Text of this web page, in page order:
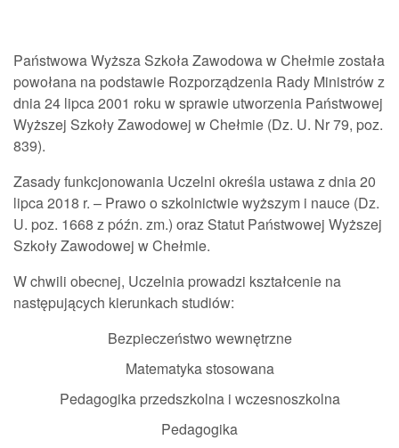
Państwowa Wyższa Szkoła Zawodowa w Chełmie została
powołana na podstawie Rozporządzenia Rady Ministrów z
dnia 24 lipca 2001 roku w sprawie utworzenia Państwowej
Wyższej Szkoły Zawodowej w Chełmie (Dz. U. Nr 79, poz.
839).
Zasady funkcjonowania Uczelni określa ustawa z dnia 20
lipca 2018 r. – Prawo o szkolnictwie wyższym i nauce (Dz.
U. poz. 1668 z późn. zm.) oraz Statut Państwowej Wyższej
Szkoły Zawodowej w Chełmie.
W chwili obecnej, Uczelnia prowadzi kształcenie na
następujących kierunkach studiów:
Bezpieczeństwo wewnętrzne
Matematyka stosowana
Pedagogika przedszkolna i wczesnoszkolna
Pedagogika